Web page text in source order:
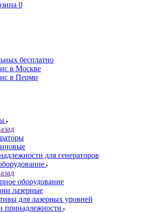
0
бесплатно
в Москве
в Перми
для генераторов
оборудование
лазерные
для лазерных уровней
принадлежности